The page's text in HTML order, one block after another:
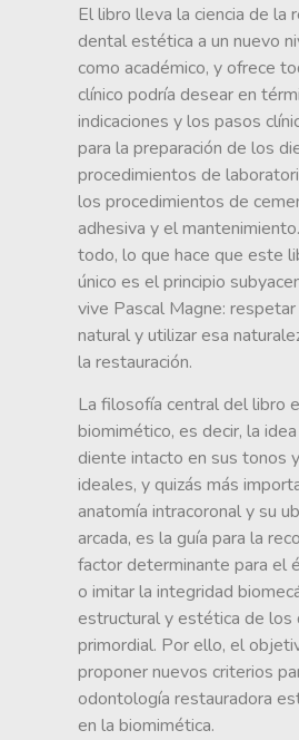
El libro lleva la ciencia de la
dental estética a un nuevo
como académico, y ofrece
clínico podría desear en
indicaciones y los pasos
para la preparación de los
procedimientos de
los procedimientos de
adhesiva y el
todo, lo que hace que este
único es el principio
vive Pascal Magne:
natural y utilizar esa
la restauración.
La filosofía central del libro
biomimético, es decir, la
diente intacto en sus tonos
ideales, y quizás más
anatomía intracoronal y su
arcada, es la guía para la
factor determinante para el
o imitar la integridad
estructural y estética de los
primordial. Por ello, el
proponer nuevos criterios
odontología restauradora
en la biomimética.